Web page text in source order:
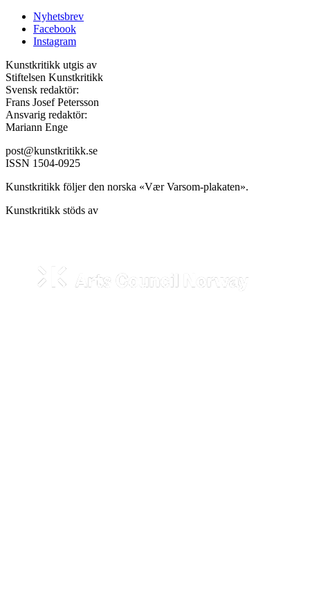
Nyhetsbrev
Facebook
Instagram
Kunstkritikk utgis av
Stiftelsen Kunstkritikk
Svensk redaktör:
Frans Josef Petersson
Ansvarig redaktör:
Mariann Enge
post@kunstkritikk.se
ISSN 1504-0925
Kunstkritikk följer den norska «Vær Varsom-plakaten».
Kunstkritikk stöds av